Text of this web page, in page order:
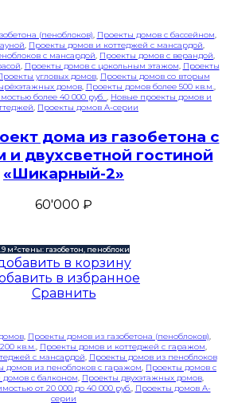
(пеноблоков), Проекты домов с бассейном,
, Проекты домов и коттеджей с мансардой,
с мансардой, Проекты домов с верандой,
, Проекты домов с цокольным этажом, Проекты
угловых домов, Проекты домов со вторым
домов, Проекты домов более 500 кв.м.,
более 40 000 руб. , Новые проекты домов и
, Проекты домов A-серии
дома из газобетона с
и двухсветной гостиной
«Шикарный-2»
60'000 ₽
м²стены: газобетон, пеноблоки
в корзину
в избранное
Сравнить
, Проекты домов из газобетона (пеноблоков),
кв.м., Проекты домов и коттеджей с гаражом,
с мансардой, Проекты домов из пеноблоков
домов из пеноблоков с гаражом, Проекты домов с
домов с балконом, Проекты двухэтажных домов,
от 20 000 до 40 000 руб., Проекты домов A-
серии